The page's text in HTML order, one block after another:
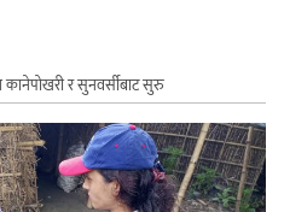
कानेपोखरी र सुनवर्सीबाट सुरु